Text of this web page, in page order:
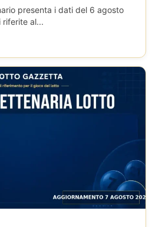
presenta i dati del 6 agosto
riferite al...